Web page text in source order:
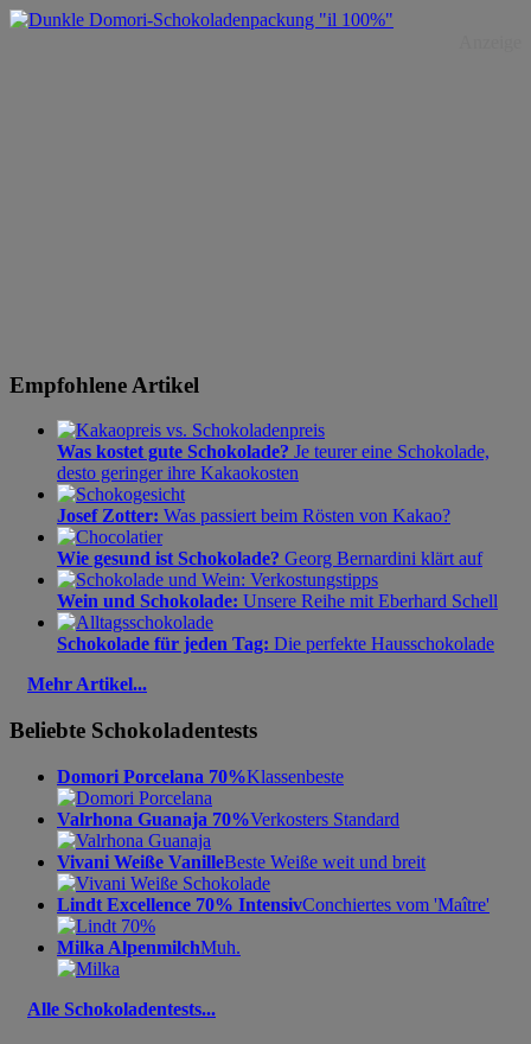
Empfohlene Artikel
Was kostet gute Schokolade? Je teurer eine Schokolade,
desto geringer ihre Kakaokosten
Josef Zotter: Was passiert beim Rösten von Kakao?
Wie gesund ist Schokolade? Georg Bernardini klärt auf
Wein und Schokolade: Unsere Reihe mit Eberhard Schell
Schokolade für jeden Tag: Die perfekte Hausschokolade
Mehr Artikel...
Beliebte Schokoladentests
Domori Porcelana 70%Klassenbeste
Valrhona Guanaja 70%Verkosters Standard
Vivani Weiße VanilleBeste Weiße weit und breit
Lindt Excellence 70% IntensivConchiertes vom 'Maître'
Milka AlpenmilchMuh.
Alle Schokoladentests...